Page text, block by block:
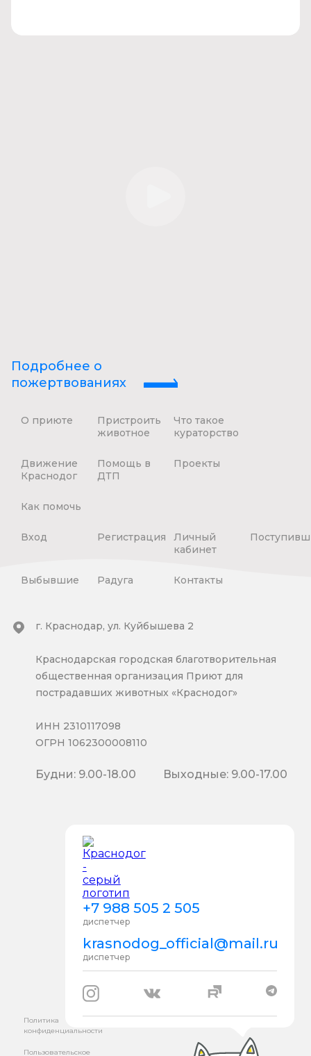
Подробнее о
пожертвованиях
О приюте
Пристроить
животное
Что такое
кураторство
Движение
Краснодог
Помощь в
ДТП
Проекты
Как помочь
Вход Регистрация
Личный
кабинет
Выбывшие Радуга Контакты
+7 988 505 2 505
диспетчер
krasnodog_official@mail.ru
диспетчер
г. Краснодар, ул. Куйбышева 2
Краснодарская городская благотворительная
общественная организация Приют для
пострадавших животных «Краснодог»
ИНН 2310117098
ОГРН 1062300008110
Будни: 9.00-18.00 Выходные: 9.00-17.00
Политика
конфиденциальности
Пользовательское